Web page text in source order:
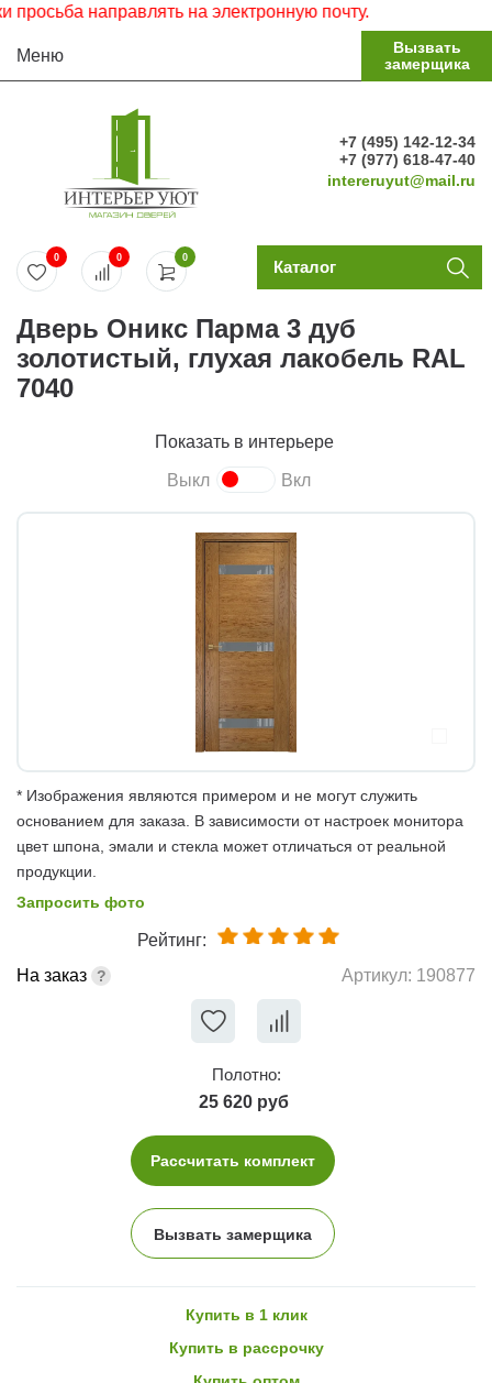
направлять на электронную почту.
Меню
Вызвать
замерщика
+7 (495) 142-12-34
+7 (977) 618-47-40
intereruyut@mail.ru
0
0 0 Каталог
Дверь Оникс Парма 3 дуб
золотистый, глухая лакобель RAL
7040
Показать в интерьере
Выкл Вкл
* Изображения являются примером и не могут служить
основанием для заказа. В зависимости от настроек монитора
цвет шпона, эмали и стекла может отличаться от реальной
продукции.
Запросить фото
Рейтинг:
На заказ
Артикул: 190877
Полотно:
25 620 руб
Рассчитать комплект
Вызвать замерщика
Купить в 1 клик
Купить в рассрочку